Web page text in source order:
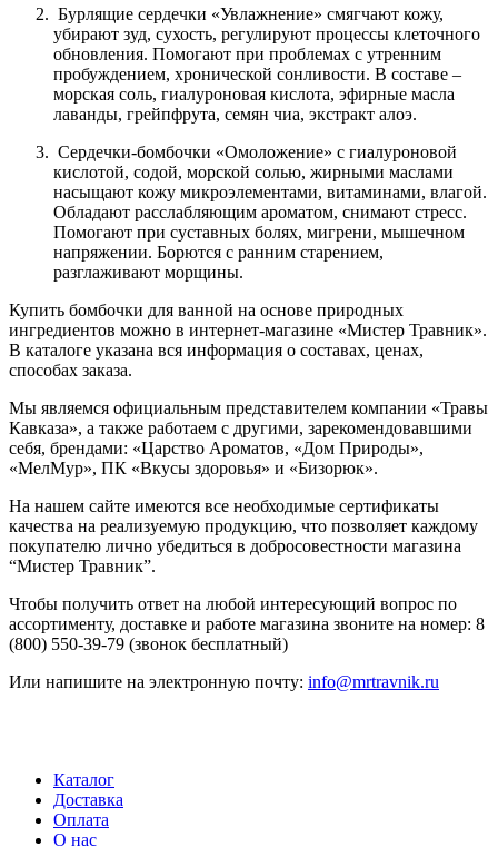
Бурлящие сердечки «Увлажнение» смягчают кожу,
убирают зуд, сухость, регулируют процессы клеточного
обновления. Помогают при проблемах с утренним
пробуждением, хронической сонливости. В составе –
морская соль, гиалуроновая кислота, эфирные масла
лаванды, грейпфрута, семян чиа, экстракт алоэ.
Сердечки-бомбочки «Омоложение» с гиалуроновой
кислотой, содой, морской солью, жирными маслами
насыщают кожу микроэлементами, витаминами, влагой.
Обладают расслабляющим ароматом, снимают стресс.
Помогают при суставных болях, мигрени, мышечном
напряжении. Борются с ранним старением,
разглаживают морщины.
Купить бомбочки для ванной на основе природных
ингредиентов можно в интернет-магазине «Мистер Травник».
В каталоге указана вся информация о составах, ценах,
способах заказа.
Мы являемся официальным представителем компании «Травы
Кавказа», а также работаем с другими, зарекомендовавшими
себя, брендами: «Царство Ароматов, «Дом Природы»,
«МелМур», ПК «Вкусы здоровья» и «Бизорюк».
На нашем сайте имеются все необходимые сертификаты
качества на реализуемую продукцию, что позволяет каждому
покупателю лично убедиться в добросовестности магазина
“Мистер Травник”.
Чтобы получить ответ на любой интересующий вопрос по
ассортименту, доставке и работе магазина звоните на номер: 8
(800) 550-39-79 (звонок бесплатный)
Или напишите на электронную почту: info@mrtravnik.ru
Каталог
Доставка
Оплата
О нас